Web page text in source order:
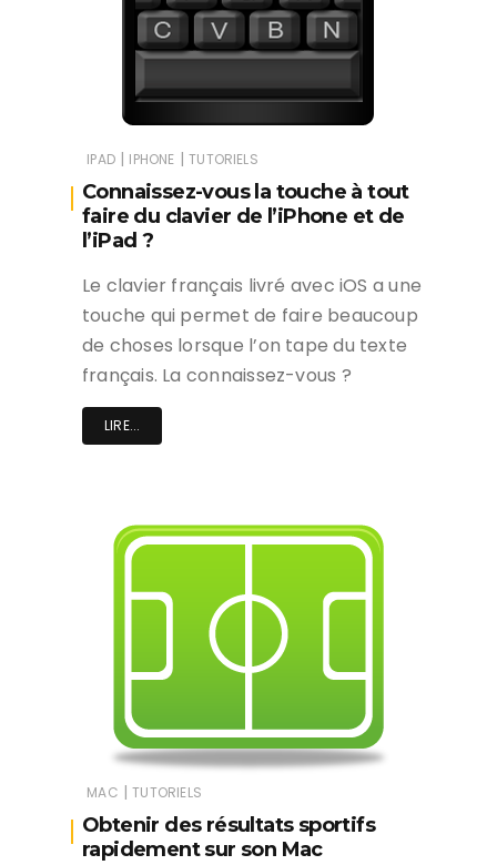
IPAD | IPHONE | TUTORIELS
Connaissez-vous la touche à tout
faire du clavier de l’iPhone et de
l’iPad ?
Le clavier français livré avec iOS a une
touche qui permet de faire beaucoup
de choses lorsque l’on tape du texte
français. La connaissez-vous ?
LIRE...
MAC | TUTORIELS
Obtenir des résultats sportifs
rapidement sur son Mac